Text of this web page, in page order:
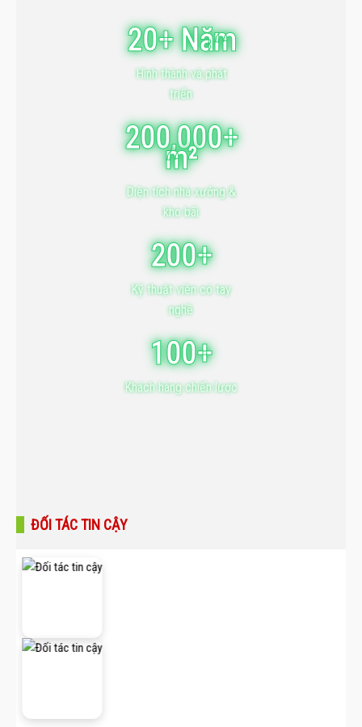
20+ Năm
Hình thành và phát
triển
200,000+
m²
Diện tích nhà xưởng &
kho bãi
200+
Kỹ thuật viên có tay
nghề
100+
Khách hàng chiến lược
ĐỐI TÁC TIN CẬY